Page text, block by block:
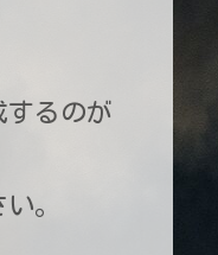
するのが
。